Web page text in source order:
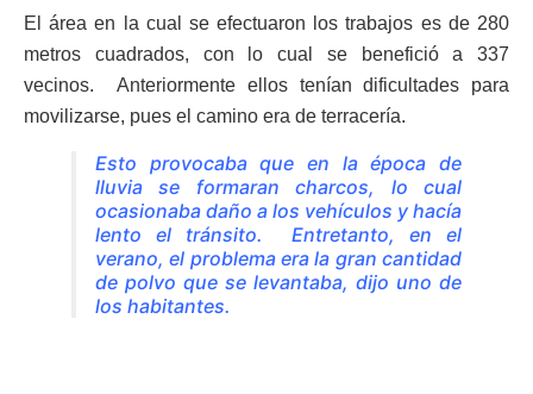
El área en la cual se efectuaron los trabajos es de 280
metros cuadrados, con lo cual se benefició a 337
vecinos. Anteriormente ellos tenían dificultades para
movilizarse, pues el camino era de terracería.
Esto provocaba que en la época de
lluvia se formaran charcos, lo cual
ocasionaba daño a los vehículos y hacía
lento el tránsito. Entretanto, en el
verano, el problema era la gran cantidad
de polvo que se levantaba, dijo uno de
los habitantes.